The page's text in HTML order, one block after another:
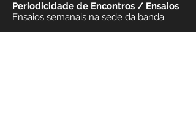
Periodicidade de Encontros / Ensaios
Ensaios semanais na sede da banda